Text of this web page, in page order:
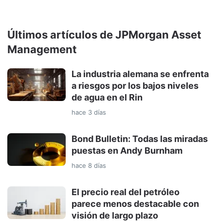
Últimos artículos de JPMorgan Asset
Management
La industria alemana se enfrenta
a riesgos por los bajos niveles
de agua en el Rin
hace 3 días
Bond Bulletin: Todas las miradas
puestas en Andy Burnham
hace 8 días
El precio real del petróleo
parece menos destacable con
visión de largo plazo